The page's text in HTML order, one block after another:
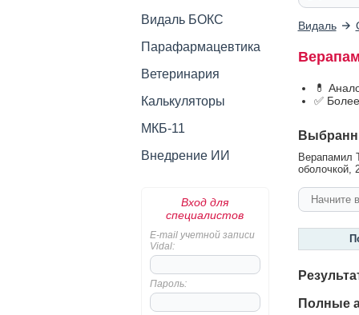
Видаль БОКС
Парафармацевтика
Ветеринария
Калькуляторы
МКБ-11
Внедрение ИИ
Вход для
специалистов
E-mail учетной записи
Vidal:
Пароль:
Видаль
💊
✅
Верапамил
оболочкой,
Полные